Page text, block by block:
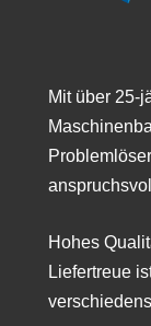
Mit über 25-
Hohes
Liefertreue